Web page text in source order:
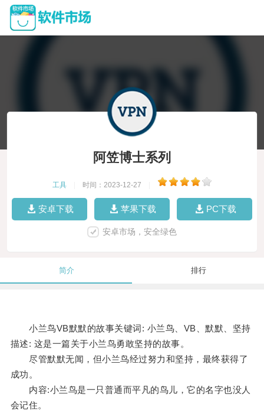
阿笠博士系列
工具 时间：2023-12-27
安卓下载 苹果下载 PC下载
安卓市场，安全绿色
简介 排行
小兰鸟VB默默的故事关键词: 小兰鸟、VB、默默、坚持
描述: 这是一篇关于小兰鸟勇敢坚持的故事。
尽管默默无闻，但小兰鸟经过努力和坚持，最终获得了
成功。
内容:小兰鸟是一只普通而平凡的鸟儿，它的名字也没人
会记住。